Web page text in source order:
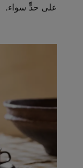
على حدٍّ سواء.